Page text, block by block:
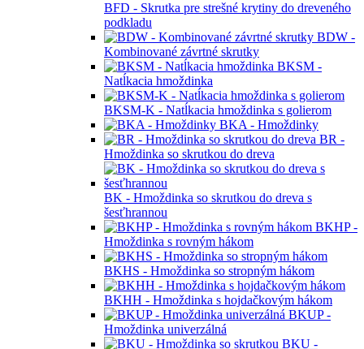
BFD - Skrutka pre strešné krytiny do dreveného
podkladu
BDW -
Kombinované závrtné skrutky
BKSM -
Natĺkacia hmoždinka
BKSM-K - Natĺkacia hmoždinka s golierom
BKA - Hmoždinky
BR -
Hmoždinka so skrutkou do dreva
BK - Hmoždinka so skrutkou do dreva s
šesťhrannou
BKHP -
Hmoždinka s rovným hákom
BKHS - Hmoždinka so stropným hákom
BKHH - Hmoždinka s hojdačkovým hákom
BKUP -
Hmoždinka univerzálná
BKU -